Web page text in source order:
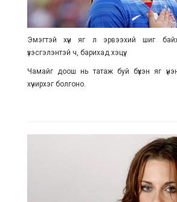
Эмэгтэй хүн яг л эрвээхий шиг
үзэсгэлэнтэй ч, барихад хэцүү.
Чамайг доош нь татаж буй бүхэн яг
хүчирхэг болгоно.